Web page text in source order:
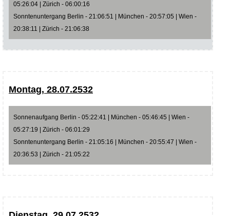
05:26:04 | Zürich - 06:00:16
Sonntenuntergang Berlin - 21:06:51 | München - 20:57:05 | Wien -
20:38:11 | Zürich - 21:06:38
Montag, 28.07.2532
Sonnenaufgang Berlin - 05:22:41 | München - 05:46:45 | Wien -
05:27:19 | Zürich - 06:01:29
Sonntenuntergang Berlin - 21:05:16 | München - 20:55:47 | Wien -
20:36:53 | Zürich - 21:05:22